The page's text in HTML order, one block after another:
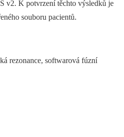
v2. K potvrzení těchto výsledků je
souboru pacientů.
rezonance, softwarová fúzní